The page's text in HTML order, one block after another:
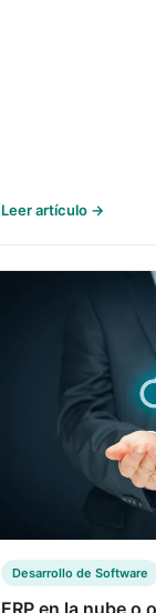
Leer artículo →
Desarrollo de Software